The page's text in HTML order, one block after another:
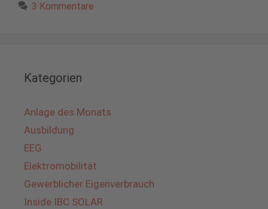
3 Kommentare
Kategorien
Anlage des Monats
Ausbildung
EEG
Elektromobilität
Gewerblicher Eigenverbrauch
Inside IBC SOLAR